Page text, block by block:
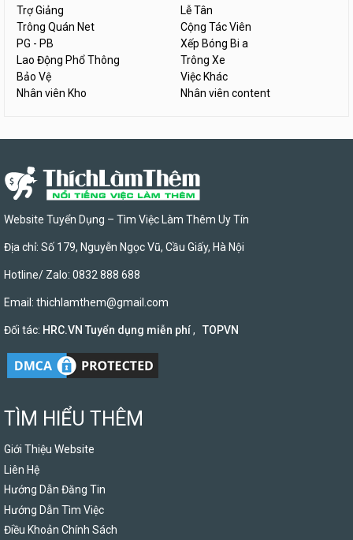
Trợ Giảng
Lễ Tân
Trông Quán Net
Cộng Tác Viên
PG - PB
Xếp Bóng Bi a
Lao Động Phổ Thông
Trông Xe
Bảo Vệ
Việc Khác
Nhân viên Kho
Nhân viên content
Website Tuyển Dụng – Tìm Việc Làm Thêm Uy Tín
Địa chỉ: Số 179, Nguyễn Ngọc Vũ, Cầu Giấy, Hà Nội
Hotline/ Zalo: 0832 888 688
Email: thichlamthem@gmail.com
Đối tác: HRC.VN Tuyển dụng miễn phí, TOPVN
TÌM HIỂU THÊM
Giới Thiệu Website
Liên Hệ
Hướng Dẫn Đăng Tin
Hướng Dẫn Tìm Việc
Điều Khoản Chính Sách